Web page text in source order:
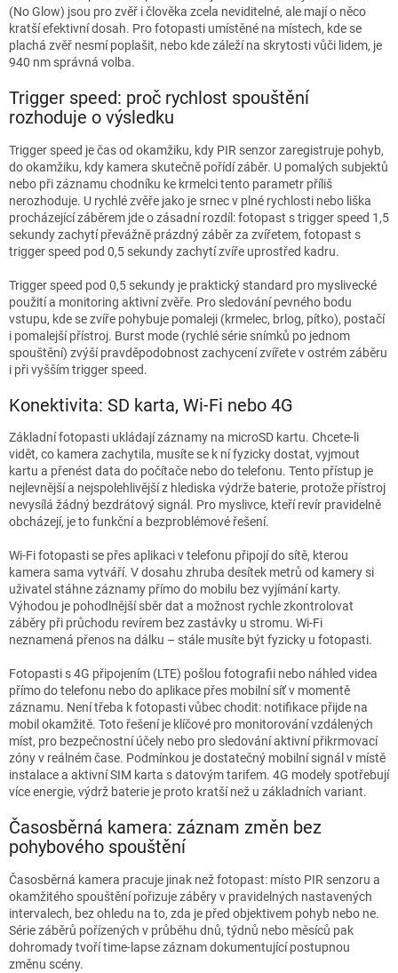
(No Glow) jsou pro zvěř i člověka zcela neviditelné, ale mají o něco
kratší efektivní dosah. Pro fotopasti umístěné na místech, kde se
plachá zvěř nesmí poplašit, nebo kde záleží na skrytosti vůči lidem, je
940 nm správná volba.
Trigger speed: proč rychlost spouštění
rozhoduje o výsledku
Trigger speed je čas od okamžiku, kdy PIR senzor zaregistruje pohyb,
do okamžiku, kdy kamera skutečně pořídí záběr. U pomalých subjektů
nebo při záznamu chodníku ke krmelci tento parametr příliš
nerozhoduje. U rychlé zvěře jako je srnec v plné rychlosti nebo liška
procházející záběrem jde o zásadní rozdíl: fotopast s trigger speed 1,5
sekundy zachytí převážně prázdný záběr za zvířetem, fotopast s
trigger speed pod 0,5 sekundy zachytí zvíře uprostřed kadru.
Trigger speed pod 0,5 sekundy je praktický standard pro myslivecké
použití a monitoring aktivní zvěře. Pro sledování pevného bodu
vstupu, kde se zvíře pohybuje pomaleji (krmelec, brlog, pítko), postačí
i pomalejší přístroj. Burst mode (rychlé série snímků po jednom
spouštění) zvýší pravděpodobnost zachycení zvířete v ostrém záběru
i při vyšším trigger speed.
Konektivita: SD karta, Wi-Fi nebo 4G
Základní fotopasti ukládají záznamy na microSD kartu. Chcete-li
vidět, co kamera zachytila, musíte se k ní fyzicky dostat, vyjmout
kartu a přenést data do počítače nebo do telefonu. Tento přístup je
nejlevnější a nejspolehlivější z hlediska výdrže baterie, protože přístroj
nevysílá žádný bezdrátový signál. Pro myslivce, kteří revír pravidelně
obcházejí, je to funkční a bezproblémové řešení.
Wi-Fi fotopasti se přes aplikaci v telefonu připojí do sítě, kterou
kamera sama vytváří. V dosahu zhruba desítek metrů od kamery si
uživatel stáhne záznamy přímo do mobilu bez vyjímání karty.
Výhodou je pohodlnější sběr dat a možnost rychle zkontrolovat
záběry při průchodu revírem bez zastávky u stromu. Wi-Fi
neznamená přenos na dálku – stále musíte být fyzicky u fotopasti.
Fotopasti s 4G připojením (LTE) pošlou fotografii nebo náhled videa
přímo do telefonu nebo do aplikace přes mobilní síť v momentě
záznamu. Není třeba k fotopasti vůbec chodit: notifikace přijde na
mobil okamžitě. Toto řešení je klíčové pro monitorování vzdálených
míst, pro bezpečnostní účely nebo pro sledování aktivní přikrmovací
zóny v reálném čase. Podmínkou je dostatečný mobilní signál v místě
instalace a aktivní SIM karta s datovým tarifem. 4G modely spotřebují
více energie, výdrž baterie je proto kratší než u základních variant.
Časosběrná kamera: záznam změn bez
pohybového spouštění
Časosběrná kamera pracuje jinak než fotopast: místo PIR senzoru a
okamžitého spouštění pořizuje záběry v pravidelných nastavených
intervalech, bez ohledu na to, zda je před objektivem pohyb nebo ne.
Série záběrů pořízených v průběhu dnů, týdnů nebo měsíců pak
dohromady tvoří time-lapse záznam dokumentující postupnou
změnu scény.